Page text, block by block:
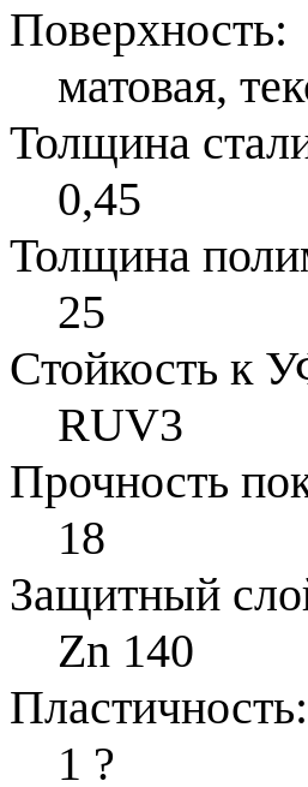
Поверхность:
матовая,
Толщина
0,45
Толщина
25
Стойкость к
RUV3
Прочность
18
Защитный
Zn 140
1 ?